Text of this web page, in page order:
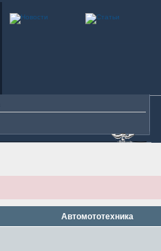
Автомототехника